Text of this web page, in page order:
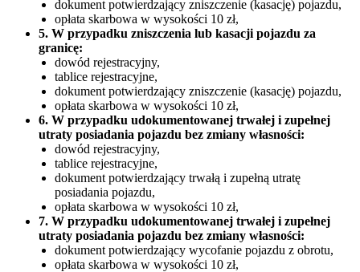
dokument potwierdzający zniszczenie (kasację) pojazdu,
opłata skarbowa w wysokości 10 zł,
5. W przypadku zniszczenia lub kasacji pojazdu za
granicę:
dowód rejestracyjny,
tablice rejestracyjne,
dokument potwierdzający zniszczenie (kasację) pojazdu,
opłata skarbowa w wysokości 10 zł,
6. W przypadku udokumentowanej trwałej i zupełnej
utraty posiadania pojazdu bez zmiany własności:
dowód rejestracyjny,
tablice rejestracyjne,
dokument potwierdzający trwałą i zupełną utratę
posiadania pojazdu,
opłata skarbowa w wysokości 10 zł,
7. W przypadku udokumentowanej trwałej i zupełnej
utraty posiadania pojazdu bez zmiany własności:
dokument potwierdzający wycofanie pojazdu z obrotu,
opłata skarbowa w wysokości 10 zł,